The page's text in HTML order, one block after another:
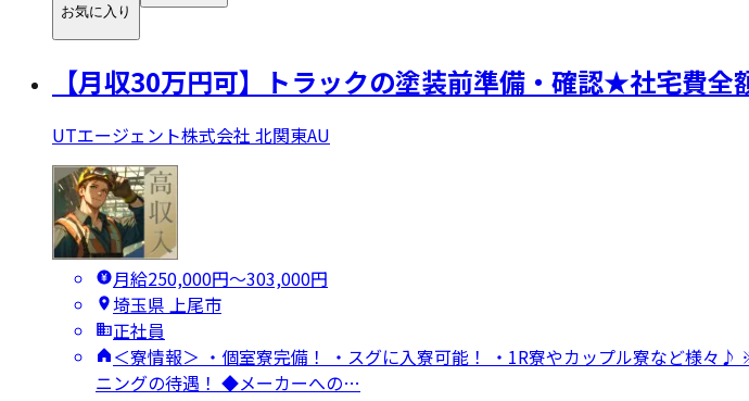
お気に入り
【月収30万円可】トラックの塗装前準備・確認★社宅費
UTエージェント株式会社 北関東AU
月給250,000円〜303,000円
埼玉県 上尾市
正社員
＜寮情報＞ ・個室寮完備！ ・スグに入寮可能！ ・1R寮やカップル寮など様
ニングの待遇！ ◆メーカーへの…